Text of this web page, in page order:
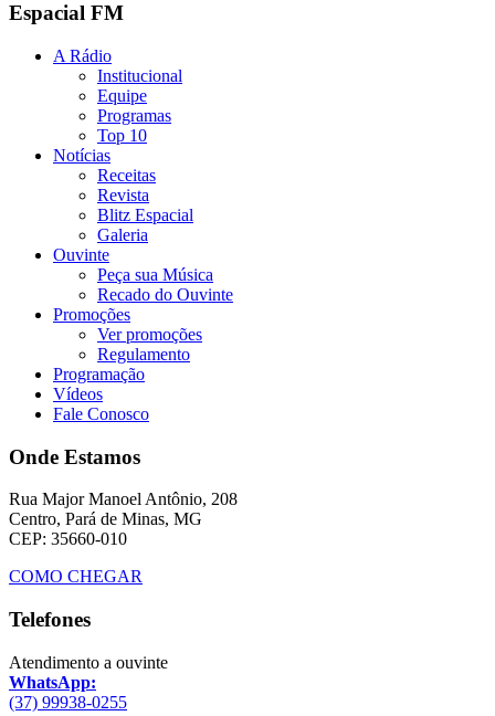
Espacial FM
A Rádio
Institucional
Equipe
Programas
Top 10
Notícias
Receitas
Revista
Blitz Espacial
Galeria
Ouvinte
Peça sua Música
Recado do Ouvinte
Promoções
Ver promoções
Regulamento
Programação
Vídeos
Fale Conosco
Onde Estamos
Rua Major Manoel Antônio, 208
Centro, Pará de Minas, MG
CEP: 35660-010
COMO CHEGAR
Telefones
Atendimento a ouvinte
WhatsApp:
(37) 99938-0255